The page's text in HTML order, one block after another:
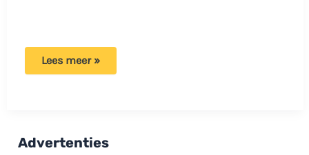
Raven
Bizarre
en
Lees meer »
Advertenties